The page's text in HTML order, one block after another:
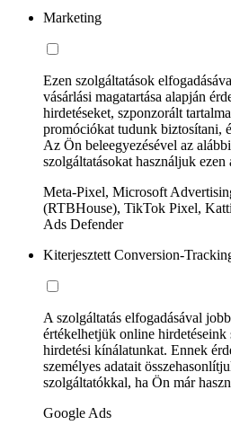
Marketing
Ezen szolgáltatások
vásárlási magatartása alapján
hirdetéseket, szponzorált
promóciókat tudunk biztosítani,
Az Ön beleegyezésével az
szolgáltatásokat használjuk
Meta-Pixel, Microsoft
(RTBHouse), TikTok Pixel,
Ads Defender
Kiterjesztett Conversion-
A szolgáltatás elfogadásával
értékelhetjük online
hirdetési kínálatunkat. Ennek
személyes adatait
szolgáltatókkal, ha Ön már
Google Ads